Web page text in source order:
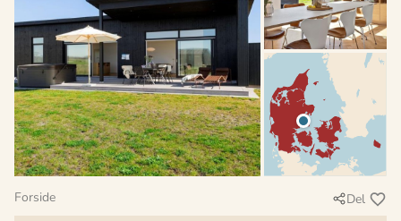
Forside Del